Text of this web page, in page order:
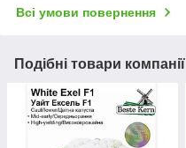
Всі умови повернення
Подібні товари компанії